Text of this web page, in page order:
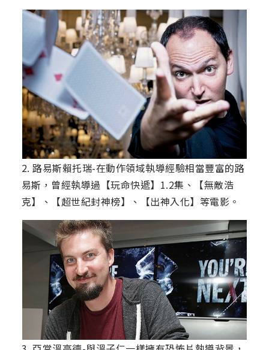
2. 路易斯賴托瑞-在動作領域執導經驗相當豐富的路
易斯，曾經執導過【玩命快遞】1.2集、【無敵浩
克】、【超世紀封神榜】、【出神入化】等電影。